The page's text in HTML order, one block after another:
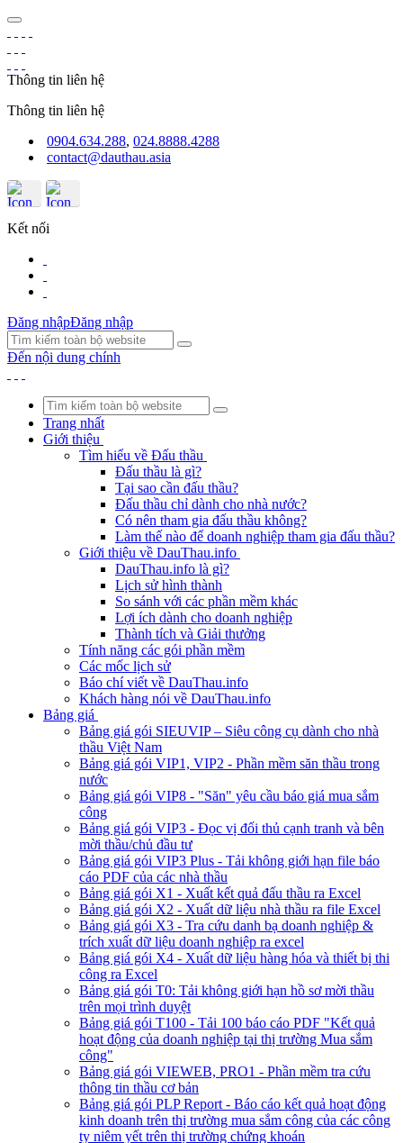
Thông tin liên hệ
Thông tin liên hệ
0904.634.288, 024.8888.4288
contact@dauthau.asia
Kết nối
Đăng nhậpĐăng nhập
Đến nội dung chính
Trang nhất
Giới thiệu
Tìm hiểu về Đấu thầu
Đấu thầu là gì?
Tại sao cần đấu thầu?
Đấu thầu chỉ dành cho nhà nước?
Có nên tham gia đấu thầu không?
Làm thế nào để doanh nghiệp tham gia đấu thầu?
Giới thiệu về DauThau.info
DauThau.info là gì?
Lịch sử hình thành
So sánh với các phần mềm khác
Lợi ích dành cho doanh nghiệp
Thành tích và Giải thưởng
Tính năng các gói phần mềm
Các mốc lịch sử
Báo chí viết về DauThau.info
Khách hàng nói về DauThau.info
Bảng giá
Bảng giá gói SIEUVIP – Siêu công cụ dành cho nhà
thầu Việt Nam
Bảng giá gói VIP1, VIP2 - Phần mềm săn thầu trong
nước
Bảng giá gói VIP8 - "Săn" yêu cầu báo giá mua sắm
công
Bảng giá gói VIP3 - Đọc vị đối thủ cạnh tranh và bên
mời thầu/chủ đầu tư
Bảng giá gói VIP3 Plus - Tải không giới hạn file báo
cáo PDF của các nhà thầu
Bảng giá gói X1 - Xuất kết quả đấu thầu ra Excel
Bảng giá gói X2 - Xuất dữ liệu nhà thầu ra file Excel
Bảng giá gói X3 - Tra cứu danh bạ doanh nghiệp &
trích xuất dữ liệu doanh nghiệp ra excel
Bảng giá gói X4 - Xuất dữ liệu hàng hóa và thiết bị thi
công ra Excel
Bảng giá gói T0: Tải không giới hạn hồ sơ mời thầu
trên mọi trình duyệt
Bảng giá gói T100 - Tải 100 báo cáo PDF "Kết quả
hoạt động của doanh nghiệp tại thị trường Mua sắm
công"
Bảng giá gói VIEWEB, PRO1 - Phần mềm tra cứu
thông tin thầu cơ bản
Bảng giá gói PLP Report - Báo cáo kết quả hoạt động
kinh doanh trên thị trường mua sắm công của các công
ty niêm yết trên thị trường chứng khoán